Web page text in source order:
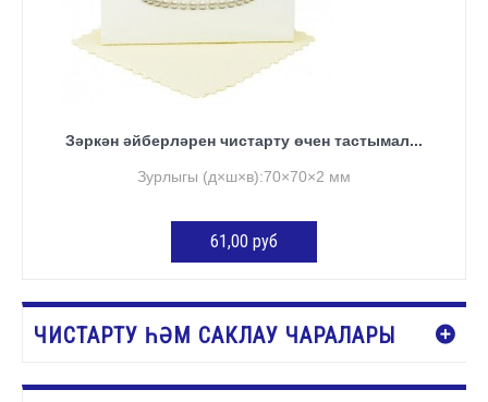
Зәркән әйберләрен чистарту өчен тастымал...
Зурлыгы (д×ш×в):70×70×2 мм
61,00 руб
ЧИСТАРТУ ҺӘМ САКЛАУ ЧАРАЛАРЫ